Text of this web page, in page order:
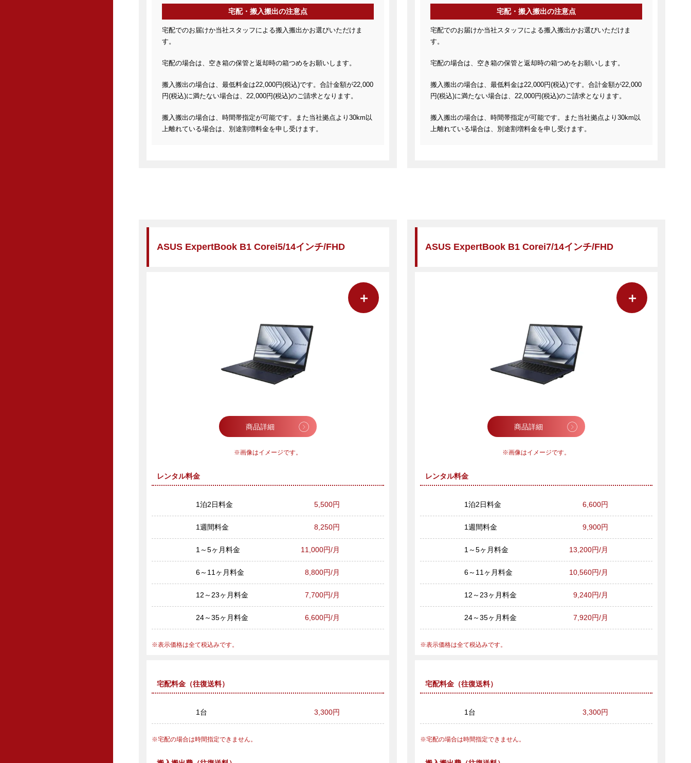
宅配・搬入搬出の注意点
宅配でのお届けか当社スタッフによる搬入搬出かお選びいただけま
す。
宅配の場合は、空き箱の保管と返却時の箱つめをお願いします。
搬入搬出の場合は、最低料金は22,000円(税込)です。合計金額が22,000
円(税込)に満たない場合は、22,000円(税込)のご請求となります。
搬入搬出の場合は、時間帯指定が可能です。また当社拠点より30km以
上離れている場合は、別途割増料金を申し受けます。
宅配・搬入搬出の注意点
宅配でのお届けか当社スタッフによる搬入搬出かお選びいただけま
す。
宅配の場合は、空き箱の保管と返却時の箱つめをお願いします。
搬入搬出の場合は、最低料金は22,000円(税込)です。合計金額が22,000
円(税込)に満たない場合は、22,000円(税込)のご請求となります。
搬入搬出の場合は、時間帯指定が可能です。また当社拠点より30km以
上離れている場合は、別途割増料金を申し受けます。
ASUS ExpertBook B1 Corei5/14インチ/FHD
＋
商品詳細
画像はイメージです。
レンタル料金
1泊2日料金 5,500円
1週間料金 8,250円
1～5ヶ月料金 11,000円/月
6～11ヶ月料金 8,800円/月
12～23ヶ月料金 7,700円/月
24～35ヶ月料金 6,600円/月
表示価格は全て税込みです。
宅配料金（往復送料）
1台 3,300円
宅配の場合は時間指定できません。
ASUS ExpertBook B1 Corei7/14インチ/FHD
＋
商品詳細
画像はイメージです。
レンタル料金
1泊2日料金 6,600円
1週間料金 9,900円
1～5ヶ月料金 13,200円/月
6～11ヶ月料金 10,560円/月
12～23ヶ月料金 9,240円/月
24～35ヶ月料金 7,920円/月
表示価格は全て税込みです。
宅配料金（往復送料）
1台 3,300円
宅配の場合は時間指定できません。